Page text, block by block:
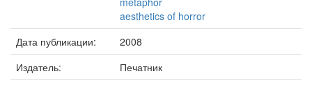
aesthetics of horror
Дата публикации:
2008
Издатель:
Печатник